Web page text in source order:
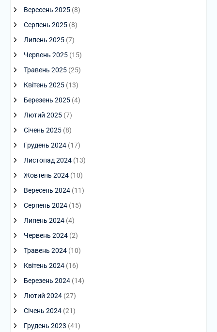
Вересень 2025(8)
Серпень 2025(8)
Липень 2025(7)
Червень 2025(15)
Травень 2025(25)
Квітень 2025(13)
Березень 2025(4)
Лютий 2025(7)
Січень 2025(8)
Грудень 2024(17)
Листопад 2024(13)
Жовтень 2024(10)
Вересень 2024(11)
Серпень 2024(15)
Липень 2024(4)
Червень 2024(2)
Травень 2024(10)
Квітень 2024(16)
Березень 2024(14)
Лютий 2024(27)
Січень 2024(21)
Грудень 2023 (41)